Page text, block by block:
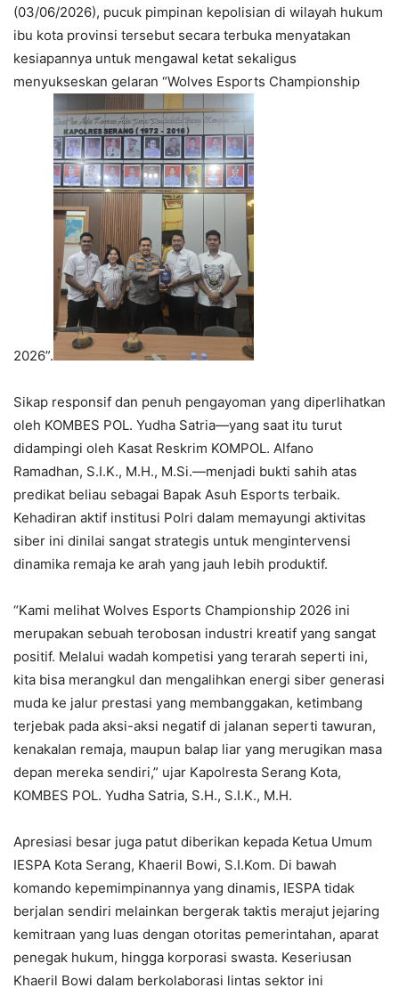
(03/06/2026), pucuk pimpinan kepolisian di wilayah hukum
ibu kota provinsi tersebut secara terbuka menyatakan
kesiapannya untuk mengawal ketat sekaligus
menyukseskan gelaran “Wolves Esports Championship
2026”.
Sikap responsif dan penuh pengayoman yang diperlihatkan
oleh KOMBES POL. Yudha Satria—yang saat itu turut
didampingi oleh Kasat Reskrim KOMPOL. Alfano
Ramadhan, S.I.K., M.H., M.Si.—menjadi bukti sahih atas
predikat beliau sebagai Bapak Asuh Esports terbaik.
Kehadiran aktif institusi Polri dalam memayungi aktivitas
siber ini dinilai sangat strategis untuk mengintervensi
dinamika remaja ke arah yang jauh lebih produktif.
“Kami melihat Wolves Esports Championship 2026 ini
merupakan sebuah terobosan industri kreatif yang sangat
positif. Melalui wadah kompetisi yang terarah seperti ini,
kita bisa merangkul dan mengalihkan energi siber generasi
muda ke jalur prestasi yang membanggakan, ketimbang
terjebak pada aksi-aksi negatif di jalanan seperti tawuran,
kenakalan remaja, maupun balap liar yang merugikan masa
depan mereka sendiri,” ujar Kapolresta Serang Kota,
KOMBES POL. Yudha Satria, S.H., S.I.K., M.H.
Apresiasi besar juga patut diberikan kepada Ketua Umum
IESPA Kota Serang, Khaeril Bowi, S.I.Kom. Di bawah
komando kepemimpinannya yang dinamis, IESPA tidak
berjalan sendiri melainkan bergerak taktis merajut jejaring
kemitraan yang luas dengan otoritas pemerintahan, aparat
penegak hukum, hingga korporasi swasta. Keseriusan
Khaeril Bowi dalam berkolaborasi lintas sektor ini